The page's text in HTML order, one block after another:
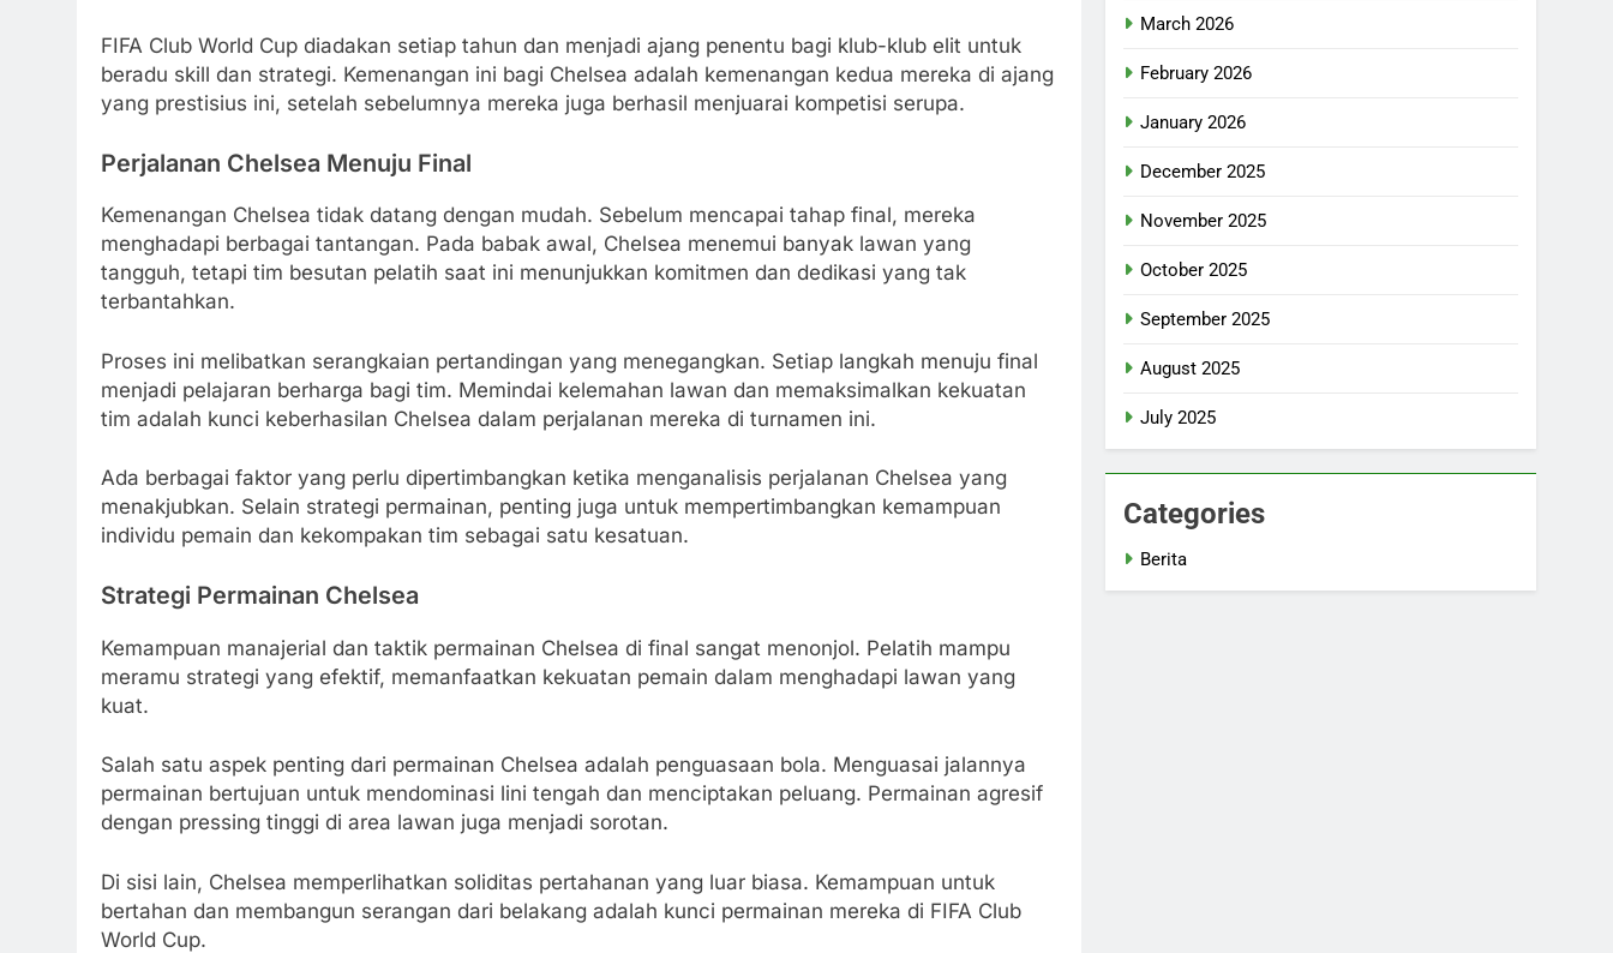
FIFA Club World Cup diadakan setiap tahun dan menjadi ajang penentu bagi klub-klub elit untuk
beradu skill dan strategi. Kemenangan ini bagi Chelsea adalah kemenangan kedua mereka di ajang
yang prestisius ini, setelah sebelumnya mereka juga berhasil menjuarai kompetisi serupa.
Perjalanan Chelsea Menuju Final
Kemenangan Chelsea tidak datang dengan mudah. Sebelum mencapai tahap final, mereka
menghadapi berbagai tantangan. Pada babak awal, Chelsea menemui banyak lawan yang
tangguh, tetapi tim besutan pelatih saat ini menunjukkan komitmen dan dedikasi yang tak
terbantahkan.
Proses ini melibatkan serangkaian pertandingan yang menegangkan. Setiap langkah menuju final
menjadi pelajaran berharga bagi tim. Memindai kelemahan lawan dan memaksimalkan kekuatan
tim adalah kunci keberhasilan Chelsea dalam perjalanan mereka di turnamen ini.
Ada berbagai faktor yang perlu dipertimbangkan ketika menganalisis perjalanan Chelsea yang
menakjubkan. Selain strategi permainan, penting juga untuk mempertimbangkan kemampuan
individu pemain dan kekompakan tim sebagai satu kesatuan.
Strategi Permainan Chelsea
Kemampuan manajerial dan taktik permainan Chelsea di final sangat menonjol. Pelatih mampu
meramu strategi yang efektif, memanfaatkan kekuatan pemain dalam menghadapi lawan yang
kuat.
Salah satu aspek penting dari permainan Chelsea adalah penguasaan bola. Menguasai jalannya
permainan bertujuan untuk mendominasi lini tengah dan menciptakan peluang. Permainan agresif
dengan pressing tinggi di area lawan juga menjadi sorotan.
Di sisi lain, Chelsea memperlihatkan soliditas pertahanan yang luar biasa. Kemampuan untuk
bertahan dan membangun serangan dari belakang adalah kunci permainan mereka di FIFA Club
World Cup.
March 2026
February 2026
January 2026
December 2025
November 2025
October 2025
September 2025
August 2025
July 2025
Categories
Berita